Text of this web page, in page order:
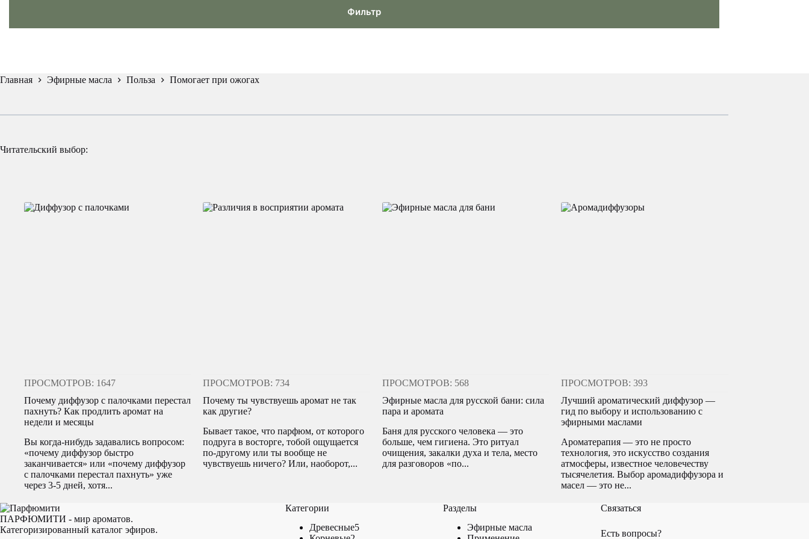
Фильтр
Главная Эфирные масла Польза Помогает при ожогах
Читательский выбор:
ПРОСМОТРОВ: 1647
Почему диффузор с палочками перестал
пахнуть? Как продлить аромат на
недели и месяцы
Вы когда-нибудь задавались вопросом:
«почему диффузор быстро
заканчивается» или «почему диффузор
с палочками перестал пахнуть» уже
через 3-5 дней, хотя...
ПРОСМОТРОВ: 734
Почему ты чувствуешь аромат не так
как другие?
Бывает такое, что парфюм, от которого
подруга в восторге, тобой ощущается
по-другому или ты вообще не
чувствуешь ничего? Или, наоборот,...
ПРОСМОТРОВ: 568
Эфирные масла для русской бани: сила
пара и аромата
Баня для русского человека — это
больше, чем гигиена. Это ритуал
очищения, закалки духа и тела, место
для разговоров «по...
ПРОСМОТРОВ: 393
Лучший ароматический диффузор —
гид по выбору и использованию с
эфирными маслами
Ароматерапия — это не просто
технология, это искусство создания
атмосферы, известное человечеству
тысячелетия. Выбор аромадиффузора и
масел — это не...
ПАРФЮМИТИ - мир ароматов.
Категоризированный каталог эфиров.
Категории
Древесные55
Разделы
Эфирные масла
Связаться
Есть вопросы?